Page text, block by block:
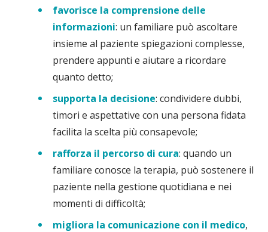
favorisce la comprensione delle
informazioni: un familiare può ascoltare
insieme al paziente spiegazioni complesse,
prendere appunti e aiutare a ricordare
quanto detto;
supporta la decisione: condividere dubbi,
timori e aspettative con una persona fidata
facilita la scelta più consapevole;
rafforza il percorso di cura: quando un
familiare conosce la terapia, può sostenere il
paziente nella gestione quotidiana e nei
momenti di difficoltà;
migliora la comunicazione con il medico,